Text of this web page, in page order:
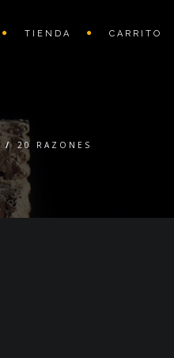
TIENDA CARRITO
/ 20 RAZONES